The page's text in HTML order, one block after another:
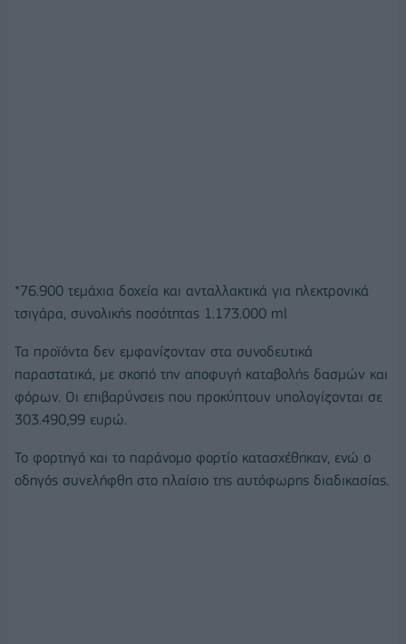
*76.900 τεμάχια δοχεία και ανταλλακτικά για ηλεκτρονικά
τσιγάρα, συνολικής ποσότητας 1.173.000 ml
Τα προϊόντα δεν εμφανίζονταν στα συνοδευτικά
παραστατικά, με σκοπό την αποφυγή καταβολής δασμών και
φόρων. Οι επιβαρύνσεις που προκύπτουν υπολογίζονται σε
303.490,99 ευρώ.
Το φορτηγό και το παράνομο φορτίο κατασχέθηκαν, ενώ ο
οδηγός συνελήφθη στο πλαίσιο της αυτόφωρης διαδικασίας.